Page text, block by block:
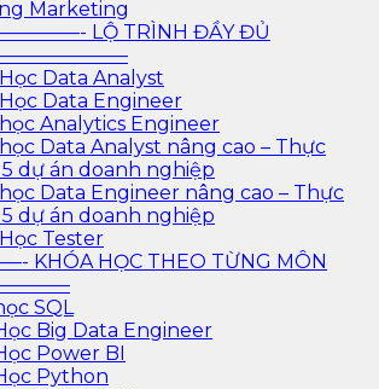
Marketing
LỘ TRÌNH ĐẦY ĐỦ
Data Analyst
Data Engineer
Analytics Engineer
Data Analyst nâng cao – Thực
dự án doanh nghiệp
Data Engineer nâng cao – Thực
dự án doanh nghiệp
Tester
KHÓA HỌC THEO TỪNG MÔN
SQL
Big Data Engineer
Power BI
Python